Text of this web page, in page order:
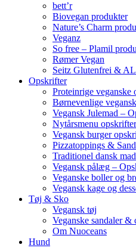
bett’r
Biovegan produkter
Nature’s Charm
Veganz
So free – Plamil
Rømer Vegan
Seitz Glutenfrei &
Opskrifter
Proteinrige veganske
Børnevenlige
Vegansk Julemad –
Nytårsmenu opskrifter
Vegansk burger
Pizzatoppings &
Traditionel dansk
Vegansk pålæg –
Veganske boller og
Vegansk kage og
Tøj & Sko
Vegansk tøj
Veganske sandaler &
Om Nuoceans
Hund